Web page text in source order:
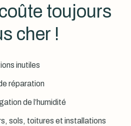
toujours
cher !
inutiles
réparation
de l’humidité
sols, toitures et installations